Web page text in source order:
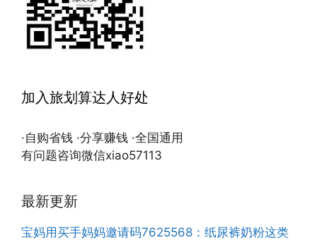
加入旅划算达人好处
·自购省钱 ·分享赚钱 ·全国通用
有问题咨询微信xiao57113
最新更新
宝妈用买手妈妈邀请码7625568：纸尿裤奶粉这类